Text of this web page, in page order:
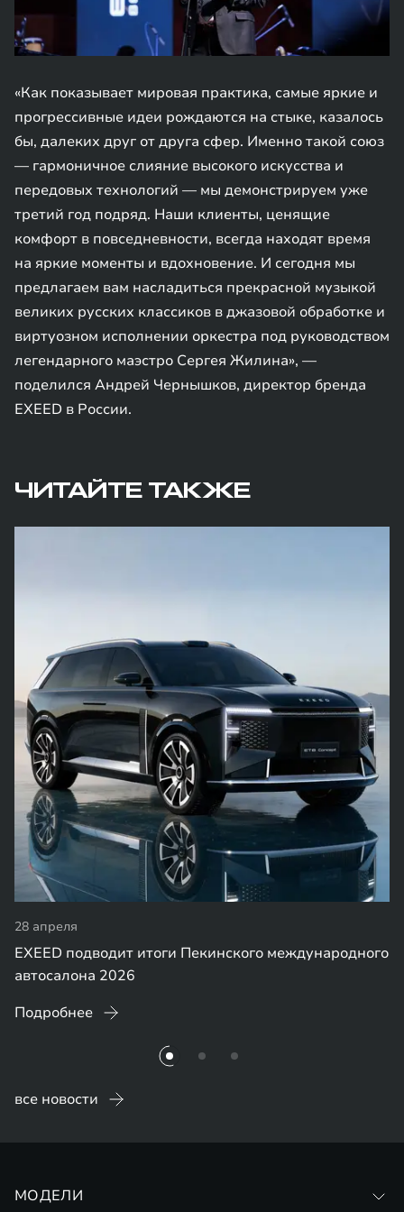
«Как показывает мировая практика, самые яркие и
прогрессивные идеи рождаются на стыке, казалось
бы, далеких друг от друга сфер. Именно такой союз
— гармоничное слияние высокого искусства и
передовых технологий — мы демонстрируем уже
третий год подряд. Наши клиенты, ценящие
комфорт в повседневности, всегда находят время
на яркие моменты и вдохновение. И сегодня мы
предлагаем вам насладиться прекрасной музыкой
великих русских классиков в джазовой обработке и
виртуозном исполнении оркестра под руководством
легендарного маэстро Сергея Жилина», —
поделился Андрей Чернышков, директор бренда
EXEED в России.
ЧИТАЙТЕ ТАКЖЕ
28 апреля
EXEED подводит итоги Пекинского международного
автосалона 2026
Подробнее
все новости
МОДЕЛИ